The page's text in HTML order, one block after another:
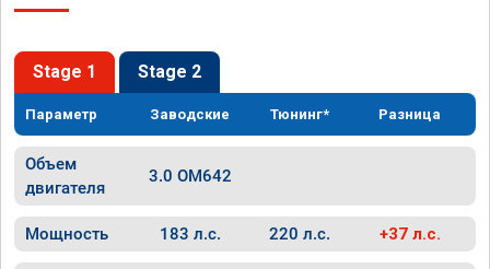
Stage 1 Stage 2
Параметр Заводские Тюнинг* Разница
Объем
двигателя
3.0 OM642
Мощность 183 л.с. 220 л.с. +37 л.с.